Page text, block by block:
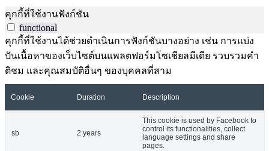
คุกกี้ที่ใช้งานฟังก์ชัน
functional
คุกกี้ที่ใช้งานได้ช่วยดำเนินการฟังก์ชันบางอย่าง เช่น การแบ่ง
ปันเนื้อหาของเว็บไซต์บนแพลตฟอร์มโซเชียลมีเดีย รวบรวมคำ
ติชม และคุณสมบัติอื่นๆ ของบุคคลที่สาม
Cookie Duration Description
sb 2 years
This cookie is used by Facebook to
control its functionalities, collect
language settings and share
pages.